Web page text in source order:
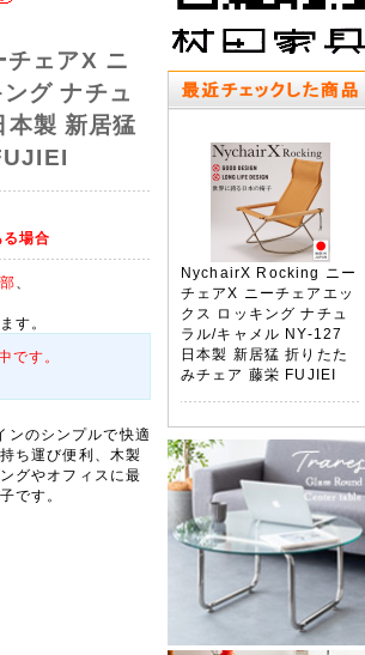
ェアX ニ
グ ナチュ
製 新居猛
場合
す。
です。
のシンプルで快適
ち運び便利、木製
グやオフィスに最
です。
NychairX Rocking ニー
チェアX ニーチェアエッ
クス ロッキング ナチュ
ラル/キャメル NY-127
日本製 新居猛 折りたた
みチェア 藤栄 FUJIEI